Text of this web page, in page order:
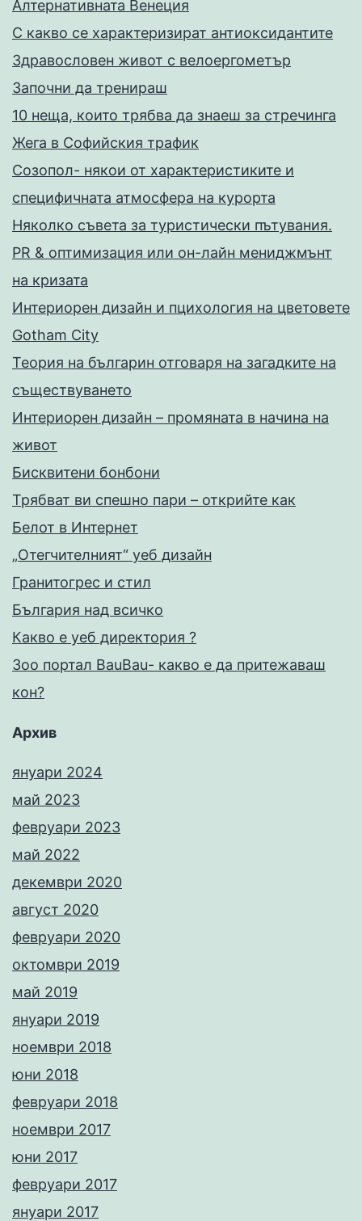
Алтернативната Венеция
С какво се характеризират антиоксидантите
Здравословен живот с велоергометър
Запoчни да тренираш
10 неща, които трябва да знаеш за стречинга
Жега в Софийския трафик
Созопол- някои от характеристиките и
специфичната атмосфера на курорта
Няколко съвета за туристически пътувания.
PR & оптимизация или он-лайн мениджмънт
на кризата
Интериорен дизайн и пцихология на цветовете
Gotham City
Теория на българин отговаря на загадките на
съществуването
Интериорен дизайн – промяната в начина на
живот
Бисквитени бонбони
Трябват ви спешно пари – открийте как
Белот в Интернет
„Отегчителният“ уеб дизайн
Гранитогрес и стил
България над всичко
Какво е уеб директория ?
Зоо портал BauBau- какво е да притежаваш
кон?
Архив
януари 2024
май 2023
февруари 2023
май 2022
декември 2020
август 2020
февруари 2020
октомври 2019
май 2019
януари 2019
ноември 2018
юни 2018
февруари 2018
ноември 2017
юни 2017
февруари 2017
януари 2017